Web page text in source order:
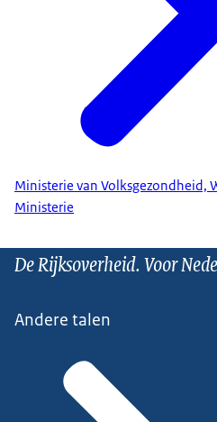
Ministerie van Volksgezondheid,
Ministerie
De Rijksoverheid. Voor
Andere talen